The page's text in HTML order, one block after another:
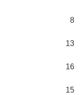
8
13
16
15